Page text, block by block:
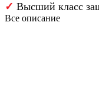
✓ Высший класс
Все описание